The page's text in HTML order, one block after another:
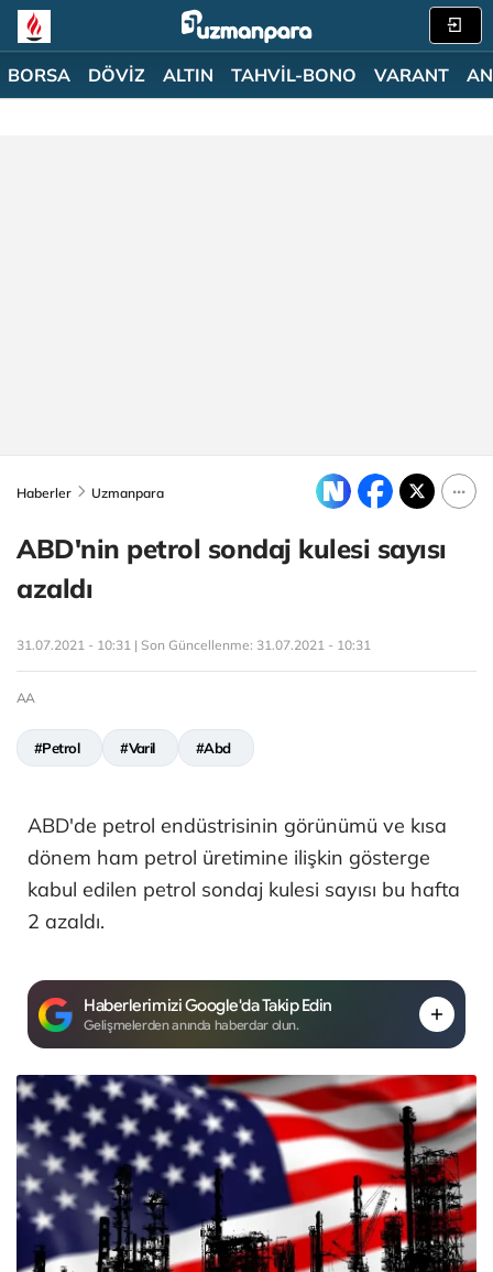
BORSA DÖVİZ ALTIN TAHVİL-BONO VARANT
Haberler Uzmanpara
ABD'nin petrol sondaj kulesi sayısı
azaldı
31.07.2021 - 10:31 | Son Güncellenme: 31.07.2021 - 10:31
AA
#Petrol #Varil #Abd
ABD'de petrol endüstrisinin görünümü ve kısa
dönem ham petrol üretimine ilişkin gösterge
kabul edilen petrol sondaj kulesi sayısı bu hafta
2 azaldı.
Haberlerimizi Google'da Takip Edin
Gelişmelerden anında haberdar olun.